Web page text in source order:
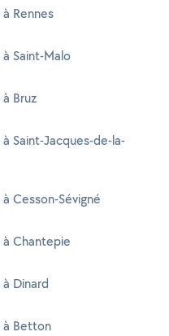
Rennes
Saint-Malo
Bruz
Saint-Jacques-de-la-
Cesson-Sévigné
Chantepie
Dinard
Betton